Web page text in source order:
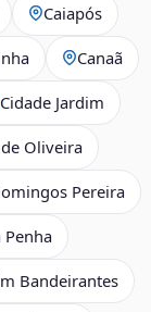
Caiapós
Canaã
Cidade Jardim
Oliveira
Pereira
Penha
Bandeirantes